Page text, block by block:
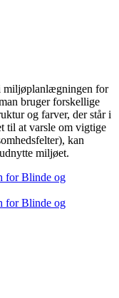
miljøplanlægningen for
bruger forskellige
og farver, der står i
til at varsle om vigtige
kan
miljøet.